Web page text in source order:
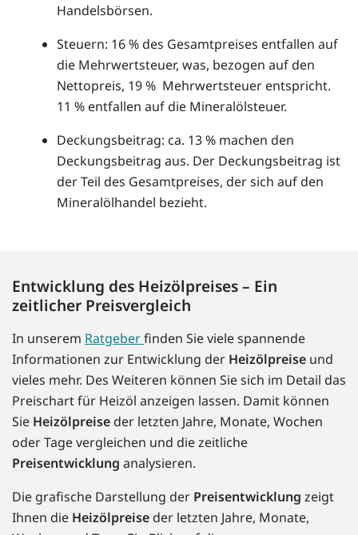
Handelsbörsen.
Steuern: 16 % des Gesamtpreises entfallen auf
die Mehrwertsteuer, was, bezogen auf den
Nettopreis, 19 % Mehrwertsteuer entspricht.
11 % entfallen auf die Mineralölsteuer.
Deckungsbeitrag: ca. 13 % machen den
Deckungsbeitrag aus. Der Deckungsbeitrag ist
der Teil des Gesamtpreises, der sich auf den
Mineralölhandel bezieht.
Entwicklung des Heizölpreises – Ein
zeitlicher Preisvergleich
In unserem Ratgeberfinden Sie viele spannende
Informationen zur Entwicklung der Heizölpreise und
vieles mehr. Des Weiteren können Sie sich im Detail das
Preischart für Heizöl anzeigen lassen. Damit können
Sie Heizölpreise der letzten Jahre, Monate, Wochen
oder Tage vergleichen und die zeitliche
Preisentwicklung analysieren.
Die grafische Darstellung der Preisentwicklung zeigt
Ihnen die Heizölpreise der letzten Jahre, Monate,